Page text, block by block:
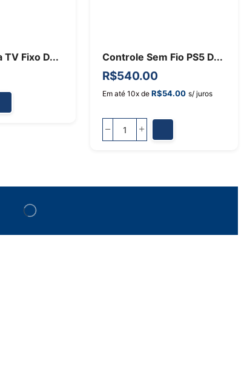
TV Fixo D... Controle Sem Fio PS5 D...
R$540.00
Em até 10x deR$54.00 s/ juros